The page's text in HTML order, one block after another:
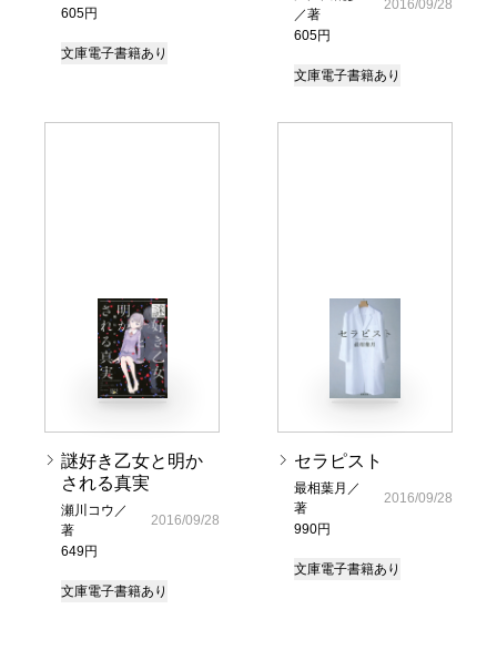
605円
文庫電子書籍あり
／著
605円
2016/09/28
文庫電子書籍あり
謎好き乙女と明か
される真実
瀬川コウ／
著
649円
2016/09/28
文庫電子書籍あり
セラピスト
最相葉月／
著
990円
2016/09/28
文庫電子書籍あり